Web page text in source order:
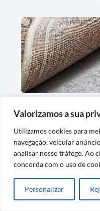
Valorizamos a sua
Utilizamos cookies para
navegação, veicular
analisar nosso tráfego. Ao
concorda com o uso de
Personalizar